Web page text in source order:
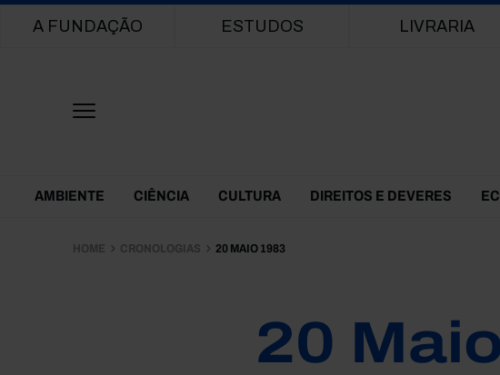
Main navigation
A FUNDAÇÃO ESTUDOS LIVRARIA
Themes Menu
AMBIENTE CIÊNCIA CULTURA DIREITOS E DEVERES
HOME CRONOLOGIAS 20 MAIO 1983
20